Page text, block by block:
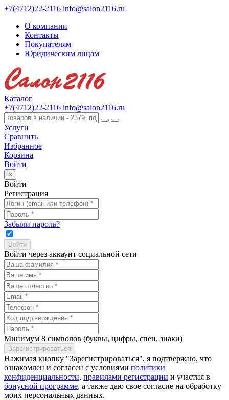
+7(4712)22-2116 info@salon2116.ru
О компании
Контакты
Покупателям
Юридическим лицам
Каталог
+7(4712)22-2116 info@salon2116.ru
Услуги
Сравнить
Избранное
Корзина
Войти
×
Войти
Регистрация
Забыли пароль?
Войти через аккаунт социальной сети
Минимум 8 символов (буквы, цифры, спец. знаки)
Нажимая кнопку "Зарегистрироваться", я подтвержаю, что
ознакомлен и согласен с условиями политики
конфиденциальности, правилами регистрации и участия в
бонусной программе, а также даю свое согласие на обработку
моих персональных данных.